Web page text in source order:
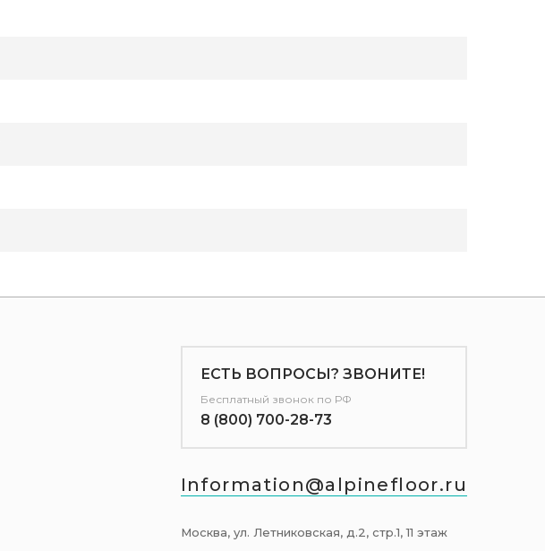
ЕСТЬ ВОПРОСЫ? ЗВОНИТЕ!
Бесплатный звонок по РФ
8 (800) 700-28-73
Information@alpinefloor.ru
Москва, ул. Летниковская, д.2, стр.1, 11 этаж